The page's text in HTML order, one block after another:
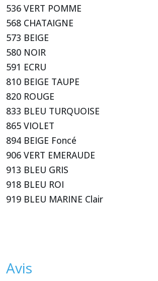
536 VERT POMME
568 CHATAIGNE
573 BEIGE
580 NOIR
591 ECRU
810 BEIGE TAUPE
820 ROUGE
833 BLEU TURQUOISE
865 VIOLET
894 BEIGE Foncé
906 VERT EMERAUDE
913 BLEU GRIS
918 BLEU ROI
919 BLEU MARINE Clair
Avis